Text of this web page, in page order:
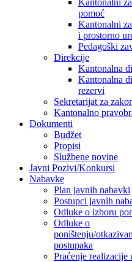
Kantonalni
pomoć
Kantonalni
i prostorno
Pedagoški
Direkcije
Kantonalna
Kantonalna
rezervi
Sekretarijat za
Kantonalno
Dokumenti
Budžet
Propisi
Službene novine
Javni Pozivi/Konkursi
Nabavke
Plan javnih nabavki
Postupci javnih
Odluke o izboru
Odluke o
poništenju/
postupaka
Praćenje realizacije